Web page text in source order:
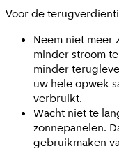
Voor de
Neem niet meer
minder stroom
minder
uw hele opwek
verbruikt.
Wacht niet te
zonnepanelen.
gebruikmaken